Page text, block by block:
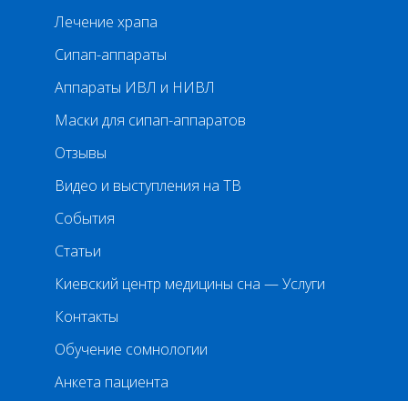
Лечение храпа
Сипап-аппараты
Аппараты ИВЛ и НИВЛ
Маски для сипап-аппаратов
Отзывы
Видео и выступления на ТВ
События
Статьи
Киевский центр медицины сна — Услуги
Контакты
Обучение сомнологии
Анкета пациента